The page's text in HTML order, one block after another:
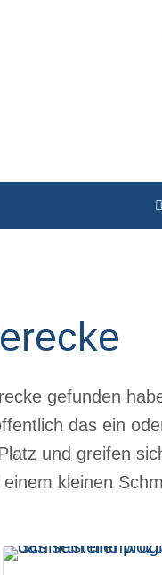
gefunden
das ein
und greifen
kleinen